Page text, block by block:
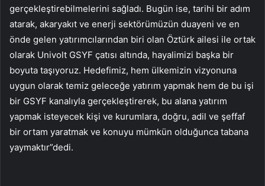
gerçekleştirebilmelerini sağladı. Bugün ise, tarihi bir adım
atarak, akaryakıt ve enerji sektörümüzün duayeni ve en
önde gelen yatırımcılarından biri olan Öztürk ailesi ile ortak
olarak Univolt GSYF çatısı altında, hayalimizi başka bir
boyuta taşıyoruz. Hedefimiz, hem ülkemizin vizyonuna
uygun olarak temiz geleceğe yatırım yapmak hem de bu işi
bir GSYF kanalıyla gerçekleştirerek, bu alana yatırım
yapmak isteyecek kişi ve kurumlara, doğru, adil ve şeffaf
bir ortam yaratmak ve konuyu mümkün olduğunca tabana
yaymaktır”dedi.